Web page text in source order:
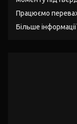
Працюємо
Більше